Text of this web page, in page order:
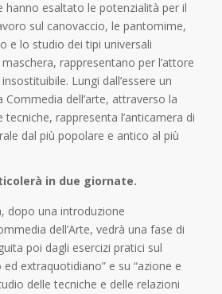
hanno esaltato le potenzialità per il
sul canovaccio, le pantomime,
e lo studio dei tipi universali
rappresentano per l’attore
Lungi dall’essere un
Commedia dell’arte, attraverso la
rappresenta l’anticamera di
dal più popolare e antico al più
in due giornate.
dopo una introduzione
dell’Arte, vedrà una fase di
poi dagli esercizi pratici sul
extraquotidiano” e su “azione e
delle tecniche e delle relazioni